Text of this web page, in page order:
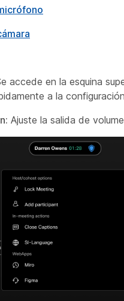
accede en la esquina
a la
Ajuste la salida de